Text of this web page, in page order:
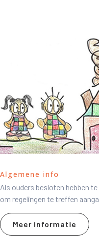
Algemene info
Als ouders besloten hebben
om regelingen te treffen
Meer informatie